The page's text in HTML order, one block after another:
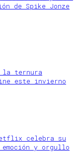
de Spike Jonze
la ternura
este invierno
celebra su
y orgullo